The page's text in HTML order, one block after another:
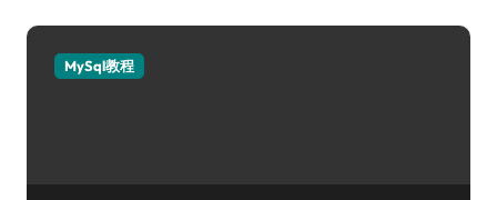
MySql教程